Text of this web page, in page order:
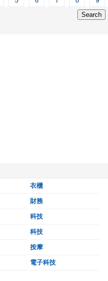
衣櫃
財務
科技
科技
按摩
電子科技